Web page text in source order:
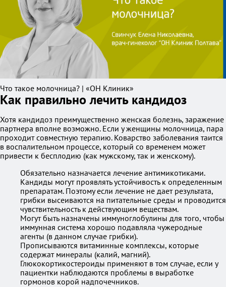
Что такое молочница? | «ОН Клиник»
Как правильно лечить кандидоз
Хотя кандидоз преимущественно женская болезнь, заражение
партнера вполне возможно. Если у женщины молочница, пара
проходит совместную терапию. Коварство заболевания таится
в воспалительном процессе, который со временем может
привести к бесплодию (как мужскому, так и женскому).
Обязательно назначается лечение антимикотиками.
Кандиды могут проявлять устойчивость к определенным
препаратам. Поэтому если лечение не дает результата,
грибки высеиваются на питательные среды и проводится
чувствительность к действующим веществам.
Могут быть назначены иммуноглобулины для того, чтобы
иммунная система хорошо подавляла чужеродные
агенты (в данном случае грибки).
Прописываются витаминные комплексы, которые
содержат минералы (калий, магний).
Глюкокортикостероиды применяют в том случае, если у
пациентки наблюдаются проблемы в выработке
гормонов корой надпочечников.